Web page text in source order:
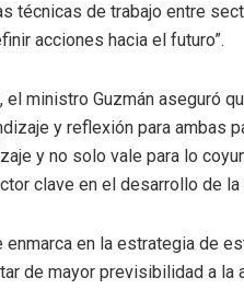
técnicas de trabajo entre
acciones hacia el futuro”.
el ministro Guzmán aseguró
y reflexión para ambas
y no solo vale para lo
clave en el desarrollo de la
enmarca en la estrategia de
de mayor previsibilidad a